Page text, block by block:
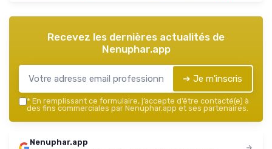
Recevez les dernières actualités de
Nenuphar.app
➔ Je m'inscris
* En remplissant ce formulaire, j’accepte d’être contacté(e) à
des fins commerciales par Nenuphar.app et ses partenaires.
Nenuphar.app